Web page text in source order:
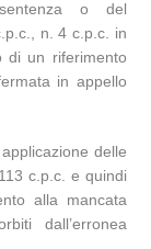
o del
n. 4 c.p.c. in
di un riferimento
in appello
delle
c.p.c. e quindi
alla mancata
dall’erronea